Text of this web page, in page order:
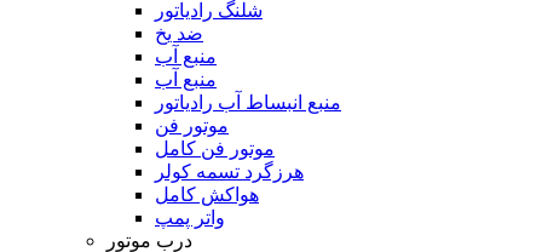
شلنگ رادیاتور
ضد یخ
منبع آب
منبع آب
منبع انبساط آب رادیاتور
موتور فن
موتور فن کامل
هرزگرد تسمه کولر
هواکش کامل
واتر پمپ
درب موتور